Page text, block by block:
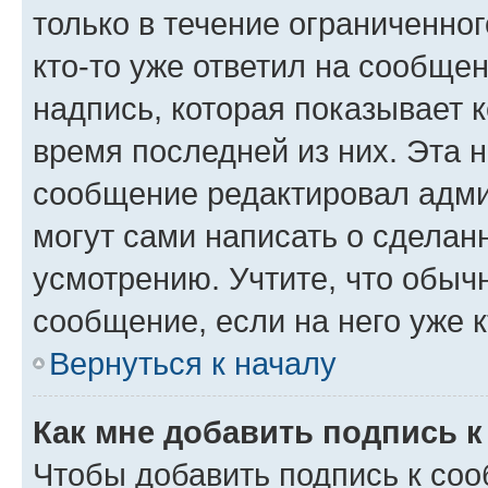
только в течение
кто-то уже ответил на
надпись, которая показывает
время последней из них. Эта
сообщение редактировал
могут сами написать о
усмотрению. Учтите, что
сообщение, если на него уже
Вернуться к началу
Как мне добавить подпись
Чтобы добавить подпись к